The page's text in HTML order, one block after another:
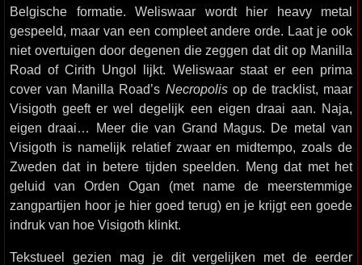
Belgische formatie. Weliswaar wordt hier heavy metal
gespeeld, maar van een compleet andere orde. Laat je ook
niet overtuigen door degenen die zeggen dat dit op Manilla
Road of Cirith Ungol lijkt. Weliswaar staat er een prima
cover van Manilla Road’s Necropolisop de tracklist, maar
Visigoth geeft er wel degelijk een eigen draai aan. Naja,
eigen draai… Meer die van Grand Magus. De metal van
Visigoth is namelijk relatief zwaar en midtempo, zoals de
Zweden dat in betere tijden speelden. Meng dat met het
geluid van Orden Ogan (met name de meerstemmige
zangpartijen hoor je hier goed terug) en je krijgt een goede
indruk van hoe Visigoth klinkt.
Tekstueel gezien mag je dit vergelijken met de eerder